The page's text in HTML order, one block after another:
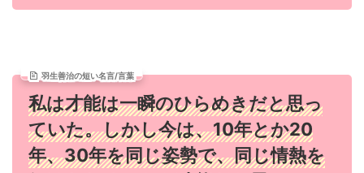
羽生善治の短い名言/言葉
私は才能は一瞬のひらめきだと思っ
ていた。しかし今は、10年とか20
年、30年を同じ姿勢で、同じ情熱を